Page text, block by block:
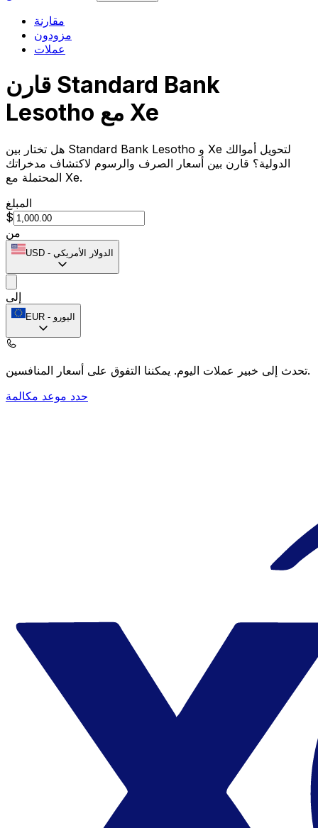
مقارنة
مزودون
عملات
قارن Standard Bank
Lesotho مع Xe
هل تختار بين Standard Bank Lesotho و Xe لتحويل أموالك
الدولية؟ قارن بين أسعار الصرف والرسوم لاكتشاف مدخراتك
المحتملة مع Xe.
المبلغ
$
من
USD - الدولار الأمريكي
إلى
EUR - اليورو
تحدث إلى خبير عملات اليوم.يمكننا التفوق على أسعار المنافسين.
حدد موعد مكالمة